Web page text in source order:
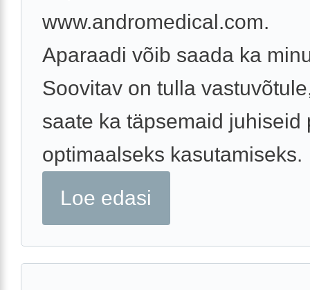
www.andromedical.com.
Aparaadi võib saada ka
Soovitav on tulla
saate ka täpsemaid juhiseid
optimaalseks kasutamiseks.
Loe edasi